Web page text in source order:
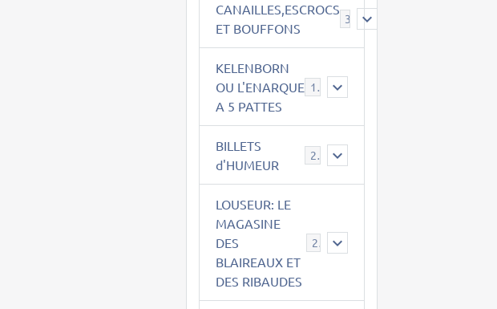
CANAILLES,ESCROCS
ET BOUFFONS
385
KELENBORN
OU L'ENARQUE
A 5 PATTES
14
BILLETS
d'HUMEUR
2
LOUSEUR: LE
MAGASINE
DES
BLAIREAUX ET
DES RIBAUDES
21